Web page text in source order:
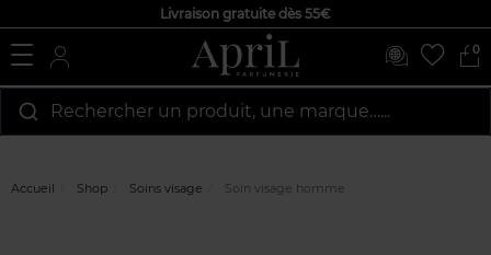
Livraison gratuite dès 55€
0
Rechercher un produit, une marque…...
Accueil Shop Soins visage Soin visage homme